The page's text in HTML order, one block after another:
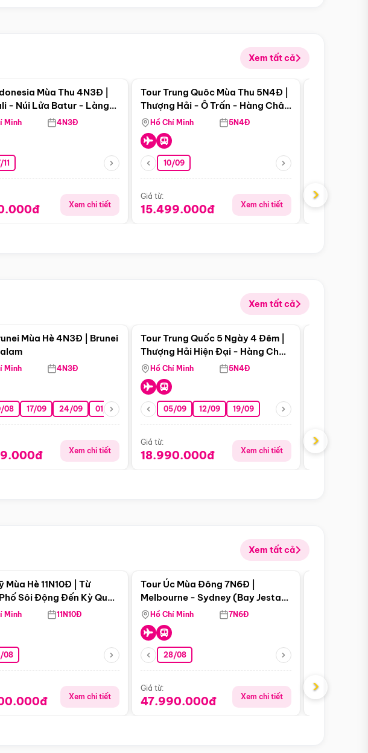
Xem tất cả
Mùa Thu 4N3Đ |
- Núi Lửa Batur - Làng
Minh 4N3Đ
Xem chi tiết
Điểm nổi bật
Tour Trung Quôc Mùa Thu 5N4Đ |
Thượng Hải - Ô Trấn - Hàng Châu
(Tour Không Shopping)
Hồ Chí Minh 5N4Đ
10/09
Giá từ:
15.499.000đ Xem chi tiết
Giá từ:
›
Xem tất cả
Mùa Hè 4N3Đ | Brunei
Minh 4N3Đ
08 17/09 24/09 01/10 15/10 29/10
Xem chi tiết
Điểm nổi bật
Tour Trung Quốc 5 Ngày 4 Đêm |
Thượng Hải Hiện Đại - Hàng Châu
Nên Thơ - Ô Trấn Cổ Kính
Hồ Chí Minh 5N4Đ
05/09 12/09 19/09
Giá từ:
18.990.000đ Xem chi tiết
Giá từ:
›
Xem tất cả
Mùa Hè 11N10Đ | Từ
Sôi Động Đến Kỳ Quan
Mỹ
Minh 11N10Đ
08
Xem chi tiết
Điểm nổi bật
Tour Úc Mùa Đông 7N6Đ |
Melbourne - Sydney (Bay Jestar
Airways)
Hồ Chí Minh 7N6Đ
28/08
Giá từ:
47.990.000đ Xem chi tiết
Giá từ:
›